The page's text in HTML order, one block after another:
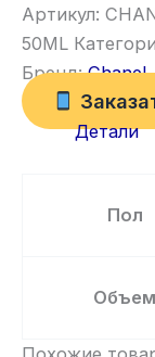
Артикул:
50ML
Бренд:Chanel
Детали
Пол
Объем